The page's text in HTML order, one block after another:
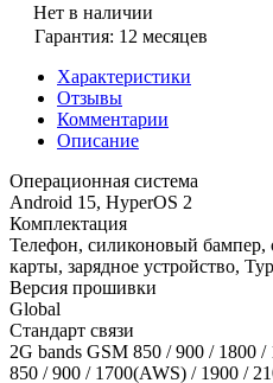
Нет в наличии
Гарантия: 12 месяцев
Характеристики
Отзывы
Комментарии
Описание
Операционная система
Android 15, HyperOS 2
Комплектация
Телефон, силиконовый бампер,
карты, зарядное устройство,
Версия прошивки
Global
Стандарт связи
2G bands GSM 850 / 900 / 1800
850 / 900 / 1700(AWS) / 1900 /